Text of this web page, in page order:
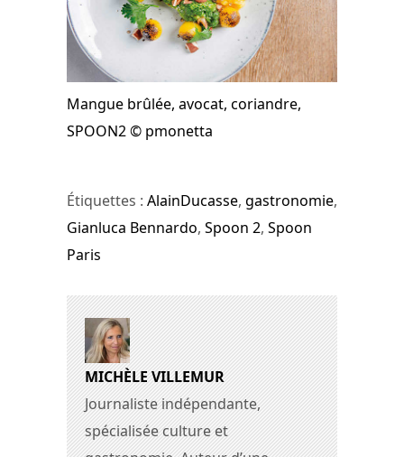
Mangue brûlée, avocat, coriandre,
SPOON2 © pmonetta
Étiquettes : AlainDucasse, gastronomie,
Gianluca Bennardo, Spoon 2, Spoon
Paris
MICHÈLE VILLEMUR
Journaliste indépendante,
spécialisée culture et